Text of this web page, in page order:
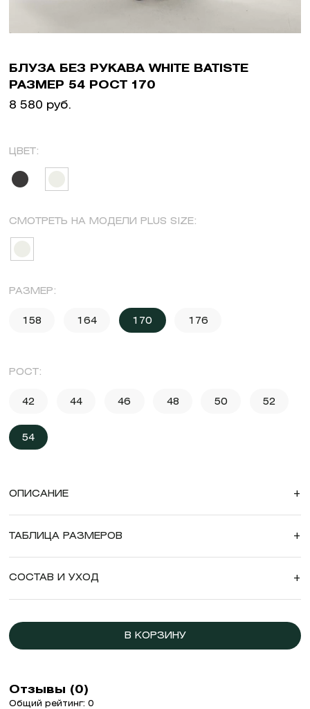
БЛУЗА БЕЗ РУКАВА WHITE BATISTE
РАЗМЕР 54 РОСТ 170
8 580 руб.
ЦВЕТ:
СМОТРЕТЬ НА МОДЕЛИ PLUS SIZE:
РАЗМЕР:
158 164 170 176
РОСТ:
42 44 46 48 50 52
54
ОПИСАНИЕ +
ТАБЛИЦА РАЗМЕРОВ +
СОСТАВ И УХОД +
В КОРЗИНУ
Отзывы (0)
Общий рейтинг: 0